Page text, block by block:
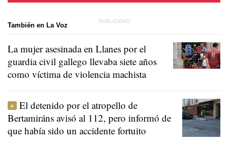
También en La Voz
La mujer asesinada en Llanes por el
guardia civil gallego llevaba siete años
como víctima de violencia machista
El detenido por el atropello de
Bertamiráns avisó al 112, pero informó de
que había sido un accidente fortuito